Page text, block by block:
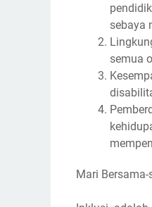
sebaya
semua
Mari